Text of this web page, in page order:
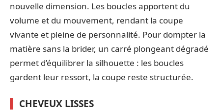
nouvelle dimension. Les boucles apportent du
volume et du mouvement, rendant la coupe
vivante et pleine de personnalité. Pour dompter la
matière sans la brider, un carré plongeant dégradé
permet d’équilibrer la silhouette : les boucles
gardent leur ressort, la coupe reste structurée.
CHEVEUX LISSES